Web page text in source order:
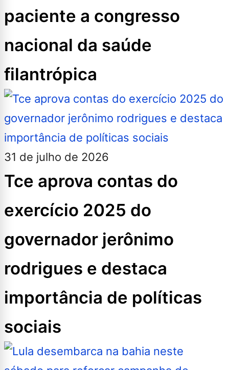
paciente a congresso
nacional da saúde
filantrópica
31 de julho de 2026
Tce aprova contas do
exercício 2025 do
governador jerônimo
rodrigues e destaca
importância de políticas
sociais